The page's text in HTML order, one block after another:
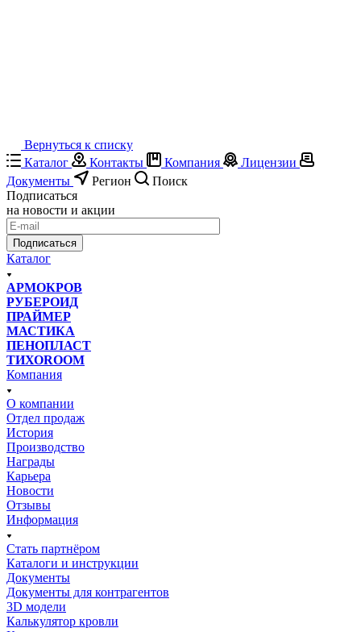
Вернуться к списку
Каталог
Контакты Компания
Лицензии
Документы
Регион
Поиск
Подписаться
на новости и акции
Подписаться
Каталог
АРМОКРОВ
РУБЕРОИД
ПРАЙМЕР
МАСТИКА
ПЕНОПЛАСТ
ТИХОROOM
Компания
О компании
Отдел продаж
История
Производство
Награды
Карьера
Новости
Отзывы
Информация
Стать партнёром
Каталоги и инструкции
Документы
Документы для контрагентов
3D модели
Калькулятор кровли